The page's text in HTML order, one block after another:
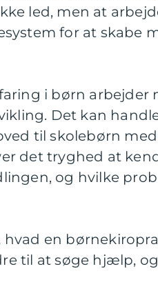
led, men at
for at skabe
i børn arbejder
Det kan
til skolebørn
det tryghed at
og hvilke
en
til at søge hjælp,